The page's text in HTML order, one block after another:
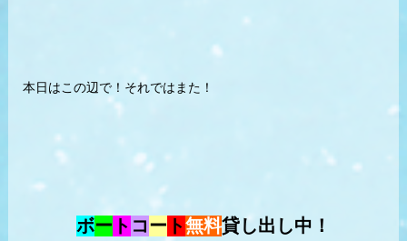
本日はこの辺で！それではまた！
ボー ト コー ト無料貸し出し中！